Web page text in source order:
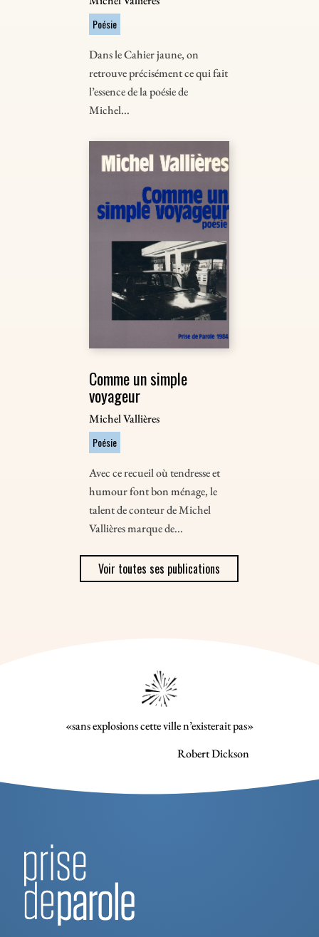
Poésie
Dans le Cahier jaune, on
retrouve précisément ce qui fait
l’essence de la poésie de
Michel...
Comme un simple
voyageur
Michel Vallières
Poésie
Avec ce recueil où tendresse et
humour font bon ménage, le
talent de conteur de Michel
Vallières marque de...
Voir toutes ses publications
«sans explosions cette ville n’existerait pas»
Robert Dickson